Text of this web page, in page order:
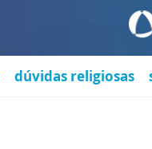
dúvidas religiosas